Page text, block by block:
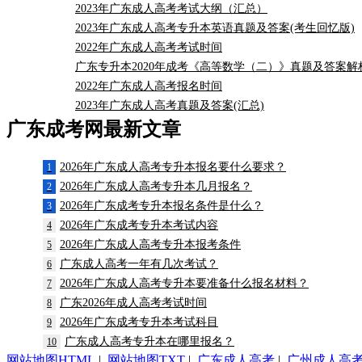
2023年广东成人高考考试大纲（汇总）
2023年广东成人高考专升本英语真题及答案(考生回忆版)
2022年广东成人高考考试时间
广东专升本2020年成考《高等数学（二）》真题及答案解
2022年广东成人高考报名时间
2023年广东成人高考真题及答案(汇总)
广东成考网最新文章
1 2026年广东成人高考专升本报名要什么要求？
2 2026年广东成人高考专升本几月报名？
3 2026年广东成考专升本报名条件是什么？
4 2026年广东成考专升本考试内容
5 2026年广东成人高考专升本报考条件
6 广东成人高考一年有几次考试？
7 2026年广东成人高考专升本要准备什么报名材料？
8 广东2026年成人高考考试时间
9 2026年广东成考专升本考试科目
10 广东成人高考专升本在哪里报名？